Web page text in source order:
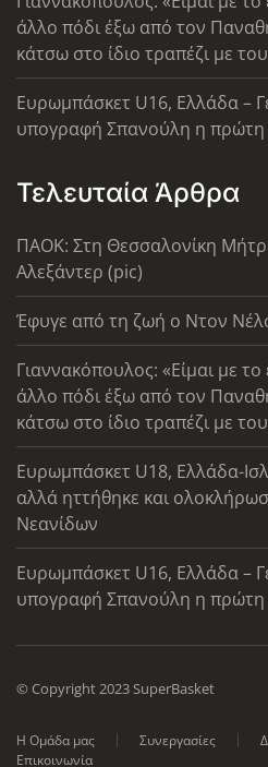
άλλο πόδι έξω από τον
κάτσω στο ίδιο τραπέζι με
Ευρωμπάσκετ U16, Ελλάδα –
υπογραφή Σπανούλη η πρώτη
Τελευταία Άρθρα
ΠΑΟΚ: Στη Θεσσαλονίκη
Αλεξάντερ (pic)
Έφυγε από τη ζωή ο Ντον
Γιαννακόπουλος: «Είμαι με
άλλο πόδι έξω από τον
κάτσω στο ίδιο τραπέζι με
Ευρωμπάσκετ U18, Ελλάδα-
αλλά ηττήθηκε και
Νεανίδων
Ευρωμπάσκετ U16, Ελλάδα –
υπογραφή Σπανούλη η πρώτη
© Copyright 2023 SuperBasket
Η Ομάδα μας Συνεργασίες
Επικοινωνία